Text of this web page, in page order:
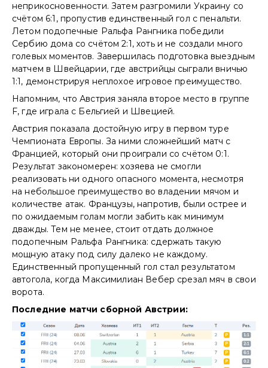
неприкосновенности. Затем разгромили Украину со
счётом 6:1, пропустив единственный гол с пенальти.
Летом подопечные Ральфа Рангника победили
Сербию дома со счётом 2:1, хоть и не создали много
голевых моментов. Завершилась подготовка выездным
матчем в Швейцарии, где австрийцы сыграли вничью
1:1, демонстрируя неплохое игровое преимущество.
Напомним, что Австрия заняла второе место в группе
F, где играла с Бельгией и Швецией.
Австрия показала достойную игру в первом туре
Чемпионата Европы. За ними сложнейший матч с
Францией, который они проиграли со счётом 0:1.
Результат закономерен: хозяева не смогли
реализовать ни одного опасного момента, несмотря
на небольшое преимущество во владении мячом и
количестве атак. Французы, напротив, были острее и
по ожидаемым голам могли забить как минимум
дважды. Тем не менее, стоит отдать должное
подопечным Ральфа Рангника: сдержать такую
мощную атаку под силу далеко не каждому.
Единственный пропущенный гол стал результатом
автогола, когда Максимилиан Вебер срезал мяч в свои
ворота.
Последние матчи сборной Австрии: